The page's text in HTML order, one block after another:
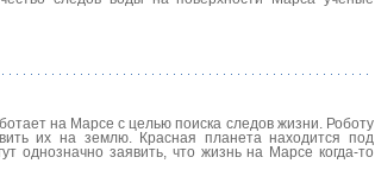
на Марсе с целью поиска следов жизни. Роботу
их на землю. Красная планета находится под
однозначно заявить, что жизнь на Марсе когда-то